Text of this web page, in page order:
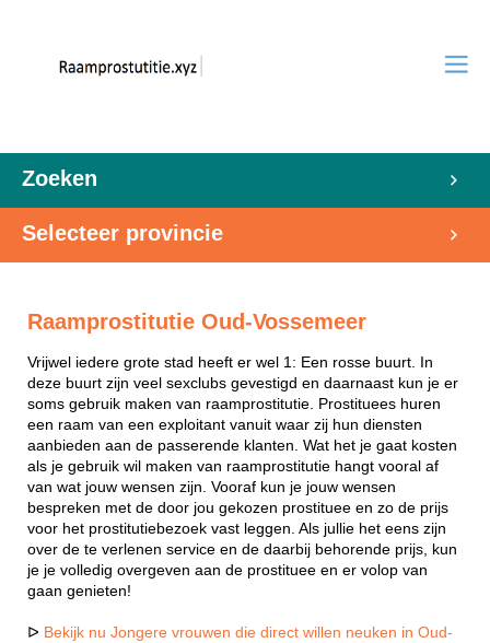
Zoeken
Selecteer provincie
Raamprostitutie Oud-Vossemeer
Vrijwel iedere grote stad heeft er wel 1: Een rosse buurt. In
deze buurt zijn veel sexclubs gevestigd en daarnaast kun je er
soms gebruik maken van raamprostitutie. Prostituees huren
een raam van een exploitant vanuit waar zij hun diensten
aanbieden aan de passerende klanten. Wat het je gaat kosten
als je gebruik wil maken van raamprostitutie hangt vooral af
van wat jouw wensen zijn. Vooraf kun je jouw wensen
bespreken met de door jou gekozen prostituee en zo de prijs
voor het prostitutiebezoek vast leggen. Als jullie het eens zijn
over de te verlenen service en de daarbij behorende prijs, kun
je je volledig overgeven aan de prostituee en er volop van
gaan genieten!
ᐅ Bekijk nu Jongere vrouwen die direct willen neuken in Oud-